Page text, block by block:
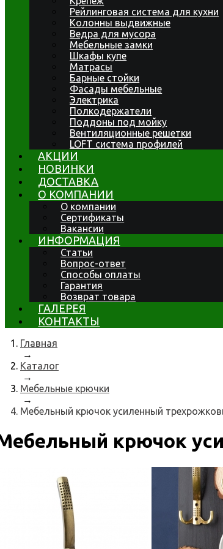
Рейлинговая система для кухни
Колонны выдвижные
Ведра для мусора
Мебельные замки
Шкафы купе
Матрасы
Барные стойки
Фасады мебельные
Электрика
Полкодержатели
Поддоны под мойку
Вентиляционные решетки
LOFT система профилей
АКЦИИ
НОВИНКИ
ДОСТАВКА
О КОМПАНИИ
О компании
Сертификаты
Вакансии
ИНФОРМАЦИЯ
Статьи
Вопрос-ответ
Способы оплаты
Гарантия
Возврат товара
ГАЛЕРЕЯ
КОНТАКТЫ
Главная
→
Каталог
→
Мебельные крючки
→
Мебельный крючок усиленный
крючок